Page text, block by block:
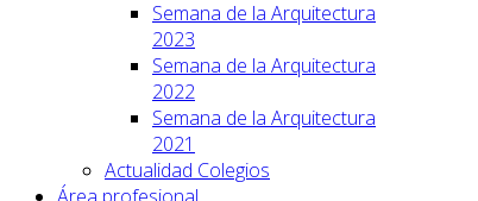
Semana de la Arquitectura
2023
Semana de la Arquitectura
2022
Semana de la Arquitectura
2021
Actualidad Colegios